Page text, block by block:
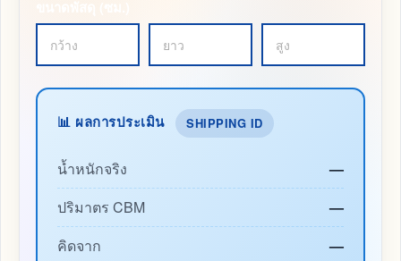
📊 ผลการประเมิน SHIPPING ID
น้ำหนักจริง
—
ปริมาตร CBM
—
คิดจาก
—